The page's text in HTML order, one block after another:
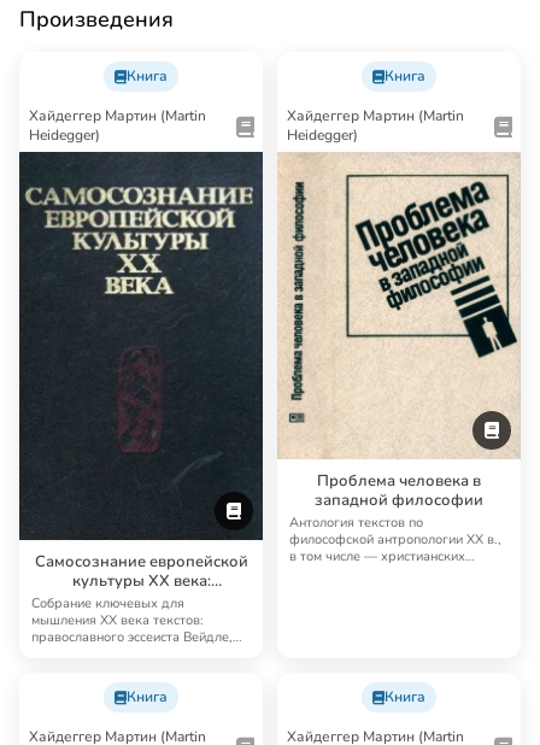
Произведения
Книга
Хайдеггер Мартин (Martin
Heidegger)
Самосознание европейской
культуры XX века:
Мыслители и писатели
Запада о месте культуры
Собрание ключевых для
мышления XX века текстов:
православного эссеиста Вейдле,
Книга
Хайдеггер Мартин (Martin
Heidegger)
Проблема человека в
западной философии
Антология текстов по
философской антропологии XX в.,
в том числе — христианских
Книга
Хайдеггер Мартин (Martin
Книга
Хайдеггер Мартин (Martin